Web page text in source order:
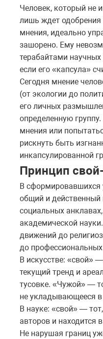
Человек, который не
лишь ждет одобрения
мнения, идеально
зашорено. Ему
терабайтами
если его «капсула»
Сегодня мнение
(от экологии до
его личных
определенную
мнения или
рискнуть быть
инкапсулированной
Принцип
В сформировавшихся
общий и
социальных
академической
движений до
до
В искусстве: «свой»
текущий тренд и
тусовке. «Чужой» —
не укладывающееся в
В науке: «свой» —
авторов и находится
Не нарушая границ